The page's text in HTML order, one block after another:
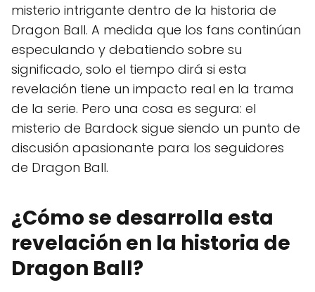
misterio intrigante dentro de la historia de
Dragon Ball. A medida que los fans continúan
especulando y debatiendo sobre su
significado, solo el tiempo dirá si esta
revelación tiene un impacto real en la trama
de la serie. Pero una cosa es segura: el
misterio de Bardock sigue siendo un punto de
discusión apasionante para los seguidores
de Dragon Ball.
¿Cómo se desarrolla esta
revelación en la historia de
Dragon Ball?